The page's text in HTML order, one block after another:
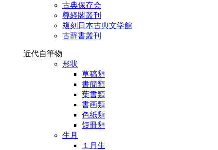
古典保存会
尊経閣叢刊
複刻日本古典文学館
古辞書叢刊
近代自筆物
形状
草稿類
書簡類
葉書類
書画類
色紙類
短冊類
生月
１月生